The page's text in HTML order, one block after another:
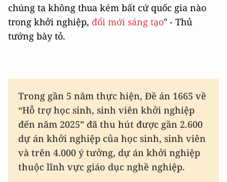
chúng ta không thua kém bất cứ quốc gia nào
trong khởi nghiệp, đổi mới sáng tạo" - Thủ
tướng bày tỏ.
Trong gần 5 năm thực hiện, Đề án 1665 về
“Hỗ trợ học sinh, sinh viên khởi nghiệp
đến năm 2025” đã thu hút được gần 2.600
dự án khởi nghiệp của học sinh, sinh viên
và trên 4.000 ý tưởng, dự án khởi nghiệp
thuộc lĩnh vực giáo dục nghề nghiệp.